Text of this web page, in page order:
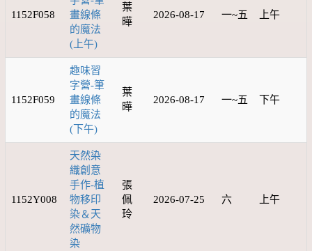
1152F058
畫線條
的魔法
(上午)
葉
曄
2026-08-17 一~五 上午
1152F059
趣味習
字營-筆
畫線條
的魔法
(下午)
葉
曄
2026-08-17 一~五 下午
1152Y008
天然染
織創意
手作-植
物移印
染＆天
然礦物
染
張
佩
玲
2026-07-25 六 上午